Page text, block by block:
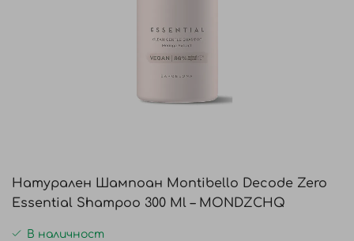
началото
на
галерия
Натурален Шампоан Montibello Decode Zero
Essential Shampoo 300 Ml – MONDZCHQ
В наличност